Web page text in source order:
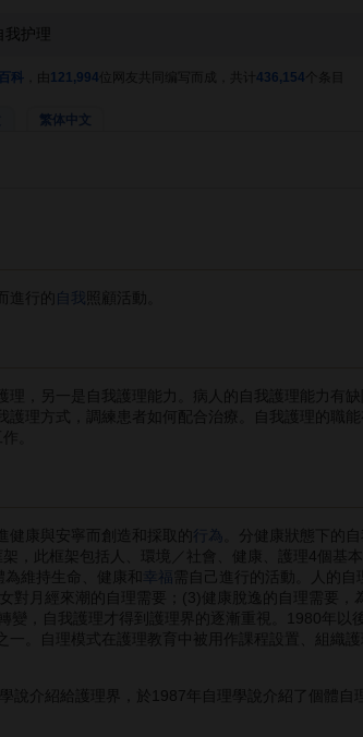
科 121,994 位网友共同编写而成，共计 436,154 个条目
繁体中文
進行的 自我 照顧活動。
另一是自我護理能力。病人的自我護理能力有缺
護理方式，調練患者如何配合治療。自我護理的職
。
康與安寧而創造和採取的 行為 。分健康狀態下的
，此框架包括人、環境／社會、健康、護理4個基
維持生命、健康和
幸福
需自己進行的活動。人的
對月經來潮的自理需要；(3)健康脫逸的自理需要
變，自我護理才得到護理界的逐漸重視。1980年以
一。自理模式在護理教育中被用作課程設置、組織
說介紹給護理界，於1987年自理學說介紹了個體自